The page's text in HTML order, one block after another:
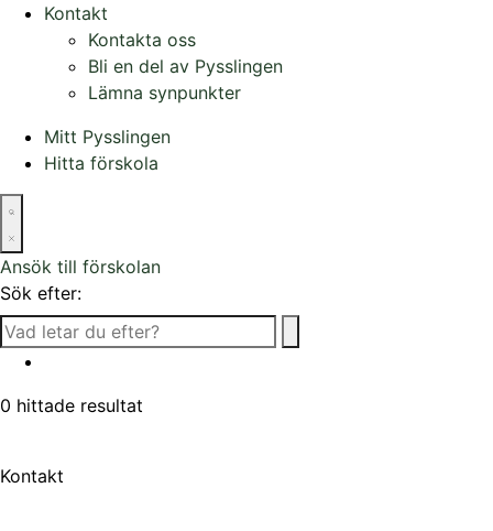
Kontakt
Kontakta oss
Bli en del av Pysslingen
Lämna synpunkter
Mitt Pysslingen
Hitta förskola
Ansök till förskolan
Sök efter:
0 hittade resultat
Kontakt